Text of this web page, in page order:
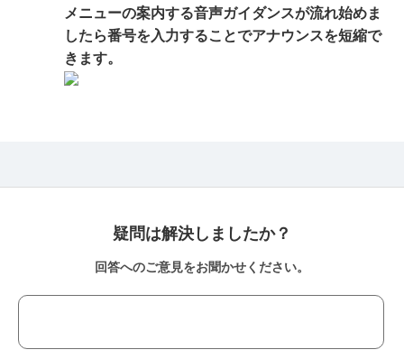
メニューの案内する音声ガイダンスが流れ始めま
したら番号を入力することでアナウンスを短縮で
きます。
疑問は解決しましたか？
回答へのご意見をお聞かせください。